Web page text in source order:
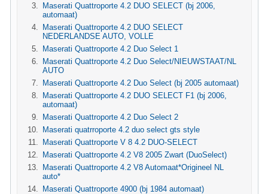
Maserati Quattroporte 4.2 DUO SELECT (bj 2006,
automaat)
Maserati Quattroporte 4.2 DUO SELECT
NEDERLANDSE AUTO, VOLLE
Maserati Quattroporte 4.2 Duo Select 1
Maserati Quattroporte 4.2 Duo Select/NIEUWSTAAT/NL
AUTO
Maserati Quattroporte 4.2 Duo Select (bj 2005 automaat)
Maserati Quattroporte 4.2 DUO SELECT F1 (bj 2006,
automaat)
Maserati Quattroporte 4.2 Duo Select 2
Maserati quatrroporte 4.2 duo select gts style
Maserati Quattroporte V 8 4.2 DUO-SELECT
Maserati Quattroporte 4.2 V8 2005 Zwart (DuoSelect)
Maserati Quattroporte 4.2 V8 Automaat*Origineel NL
auto*
Maserati Quattroporte 4900 (bj 1984 automaat)